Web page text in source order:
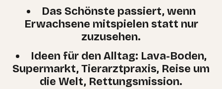
Das Schönste passiert, wenn
Erwachsene mitspielen statt nur
zuzusehen.
Ideen für den Alltag: Lava-Boden,
Supermarkt, Tierarztpraxis, Reise um
die Welt, Rettungsmission.